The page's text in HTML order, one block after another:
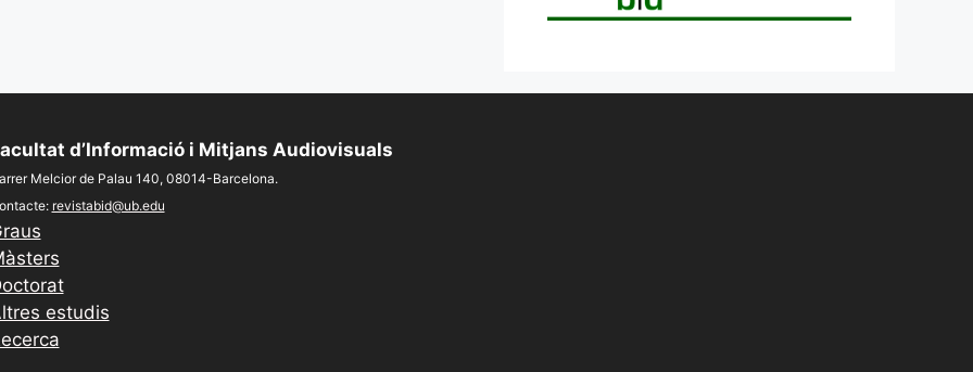
d’Informació i Mitjans Audiovisuals
Melcior de Palau 140, 08014-Barcelona.
revistabid@ub.edu
estudis